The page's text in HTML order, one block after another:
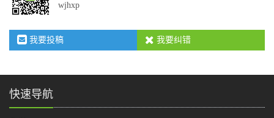
wjhxp
我要投稿 我要纠错
快速导航